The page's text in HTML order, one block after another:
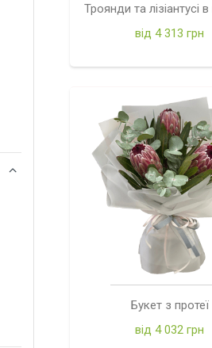
Троянди та лізіантусі
від 4 313 грн
Букет з протеї
від 4 032 грн